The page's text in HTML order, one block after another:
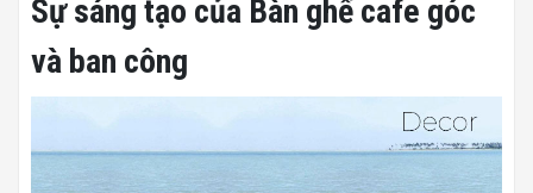
Sự sáng tạo của Bàn ghế cafe góc
và ban công